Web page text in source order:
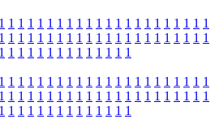
1 1 1 1 1 1 1 1 1 1 1 1 1 1 1 1 1 1 1 1 1 1
1 1 1 1 1 1 1 1 1 1 1 1 1 1 1 1 1 1 1 1 1 1
1 1 1 1 1 1 1 1 1 1 1 1 1 1
1 1 1 1 1 1 1 1 1 1 1 1 1 1 1 1 1 1 1 1 1 1
1 1 1 1 1 1 1 1 1 1 1 1 1 1 1 1 1 1 1 1 1 1
1 1 1 1 1 1 1 1 1 1 1 1 1 1